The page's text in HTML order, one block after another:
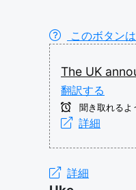
このボタン
The UK
翻訳する
聞き取れるよ
詳細
詳細